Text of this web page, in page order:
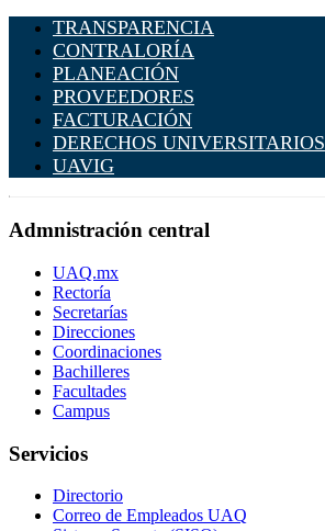
TRANSPARENCIA
CONTRALORÍA
PLANEACIÓN
PROVEEDORES
FACTURACIÓN
DERECHOS UNIVERSITARIOS
UAVIG
Admnistración central
UAQ.mx
Rectoría
Secretarías
Direcciones
Coordinaciones
Bachilleres
Facultades
Campus
Servicios
Directorio
Correo de Empleados UAQ